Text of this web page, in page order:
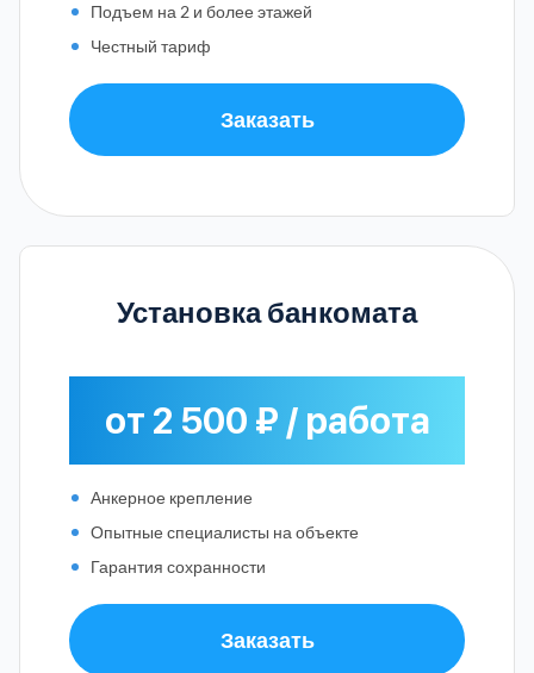
Подъем на 2 и более этажей
Честный тариф
Заказать
Установка банкомата
от 2 500 ₽ / работа
Анкерное крепление
Опытные специалисты на объекте
Гарантия сохранности
Заказать